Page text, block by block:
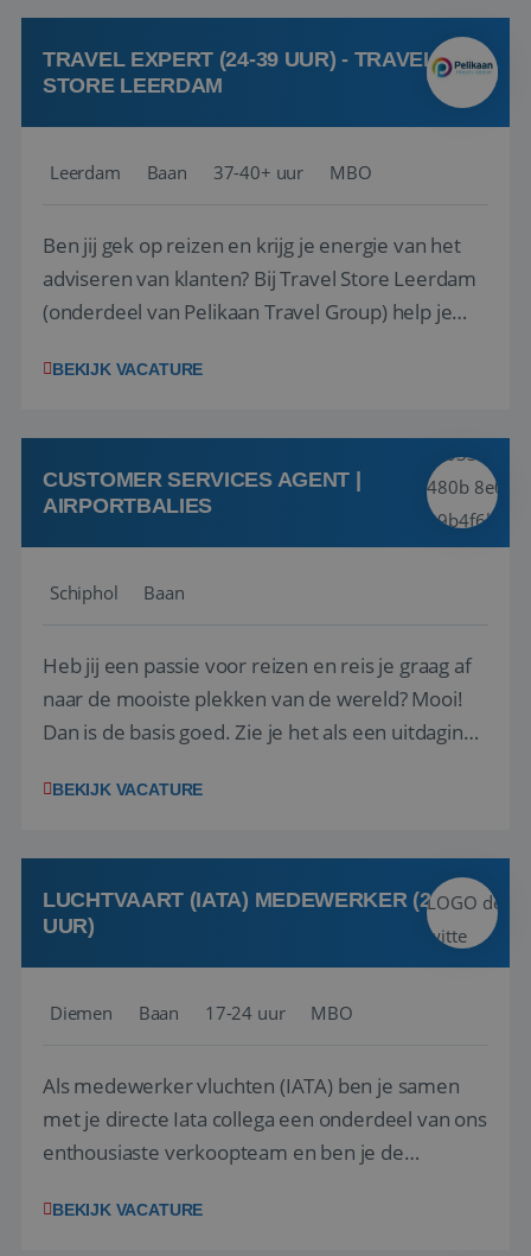
team het reisbureau verder...
TRAVEL EXPERT (24-39 UUR) - TRAVEL
STORE LEERDAM
Leerdam Baan 37-40+ uur MBO
Ben jij gek op reizen en krijg je energie van het
adviseren van klanten? Bij Travel Store Leerdam
(onderdeel van Pelikaan Travel Group) help je
vinden. Samen maken we van elke reis een
hebt in de reisbranche of j...
BEKIJK VACATURE
CUSTOMER SERVICES AGENT |
AIRPORTBALIES
Schiphol Baan
Heb jij een passie voor reizen en reis je graag af
naar de mooiste plekken van de wereld? Mooi!
Dan is de basis goed. Zie je het als een uitdaging
het samenstellen en boeken van de perfecte
deze onderdelen zijn nu samen gevoegd...
BEKIJK VACATURE
LUCHTVAART (IATA) MEDEWERKER (24-32
UUR)
Diemen Baan 17-24 uur MBO
Als medewerker vluchten (IATA) ben je samen
met je directe Iata collega een onderdeel van ons
enthousiaste verkoopteam en ben je de
en tarieven waar je collega’s niet uitkomen.
BEKIJK VACATURE